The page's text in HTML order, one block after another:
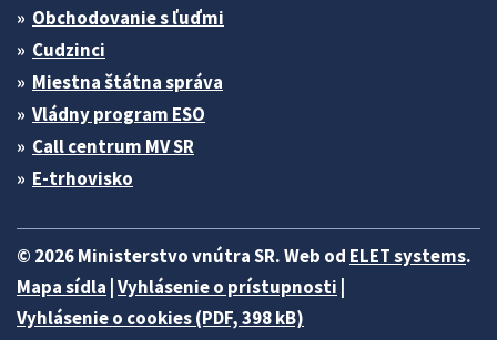
Obchodovanie s ľuďmi
Cudzinci
Miestna štátna správa
Vládny program ESO
Call centrum MV SR
E-trhovisko
© 2026 Ministerstvo vnútra SR. Web od ELET systems.
Mapa sídla Vyhlásenie o prístupnosti
Vyhlásenie o cookies (PDF, 398 kB)